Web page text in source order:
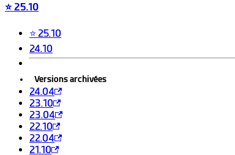
⭐ 25.10
⭐ 25.10
24.10
Versions archivées
24.04
23.10
23.04
22.10
22.04
21.10